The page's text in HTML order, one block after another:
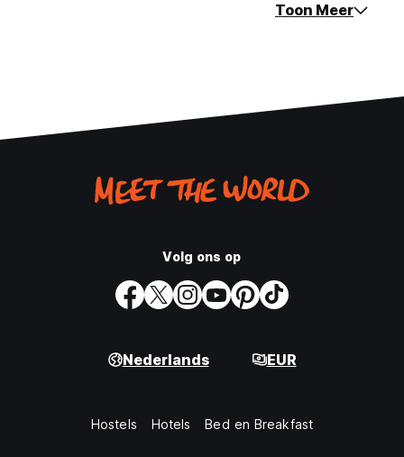
Toon Meer
Volg ons op
Nederlands EUR
Hostels Hotels Bed en Breakfast